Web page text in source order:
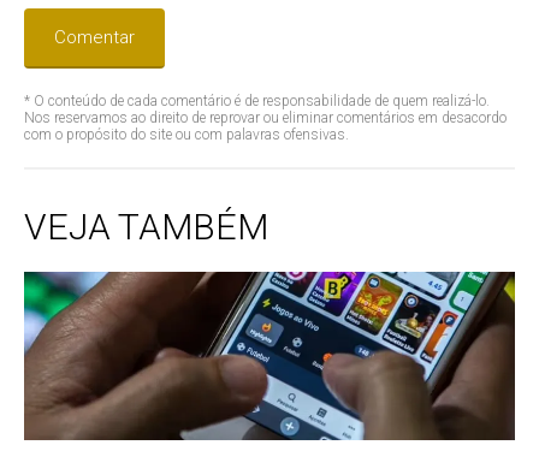
Comentar
* O conteúdo de cada comentário é de responsabilidade de quem realizá-lo.
Nos reservamos ao direito de reprovar ou eliminar comentários em desacordo
com o propósito do site ou com palavras ofensivas.
VEJA TAMBÉM